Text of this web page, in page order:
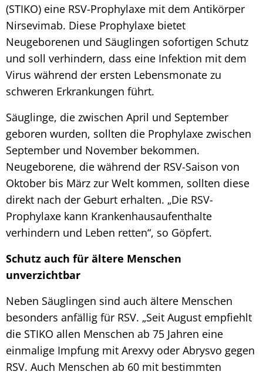
(STIKO) eine RSV-Prophylaxe mit dem Antikörper
Nirsevimab. Diese Prophylaxe bietet
Neugeborenen und Säuglingen sofortigen Schutz
und soll verhindern, dass eine Infektion mit dem
Virus während der ersten Lebensmonate zu
schweren Erkrankungen führt.
Säuglinge, die zwischen April und September
geboren wurden, sollten die Prophylaxe zwischen
September und November bekommen.
Neugeborene, die während der RSV-Saison von
Oktober bis März zur Welt kommen, sollten diese
direkt nach der Geburt erhalten. „Die RSV-
Prophylaxe kann Krankenhausaufenthalte
verhindern und Leben retten“, so Göpfert.
Schutz auch für ältere Menschen
unverzichtbar
Neben Säuglingen sind auch ältere Menschen
besonders anfällig für RSV. „Seit August empfiehlt
die STIKO allen Menschen ab 75 Jahren eine
einmalige Impfung mit Arexvy oder Abrysvo gegen
RSV. Auch Menschen ab 60 mit bestimmten